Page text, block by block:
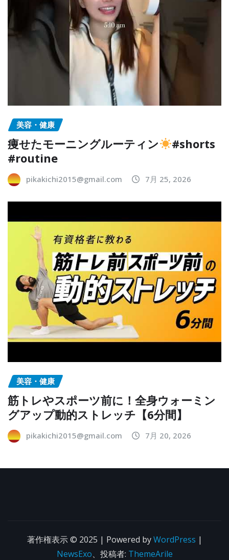
美容・健康
痩せたモーニングルーティン
#shorts
#routine
pikakichi2015@gmail.com 7月 25, 2026
美容・健康
筋トレやスポーツ前に！全身ウォーミン
グアップ動的ストレッチ【6分間】
pikakichi2015@gmail.com 7月 20, 2026
著作権表示 © 2025 | Powered byWordPress |
NewsExo、投稿者: ThemeArile